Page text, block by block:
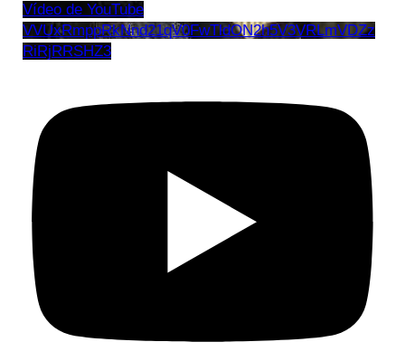
Vídeo de YouTube
VVUxRmppRkNnd21qV0FwTldON2h5V3VRLmVDZz
RiRjRRSHZ3